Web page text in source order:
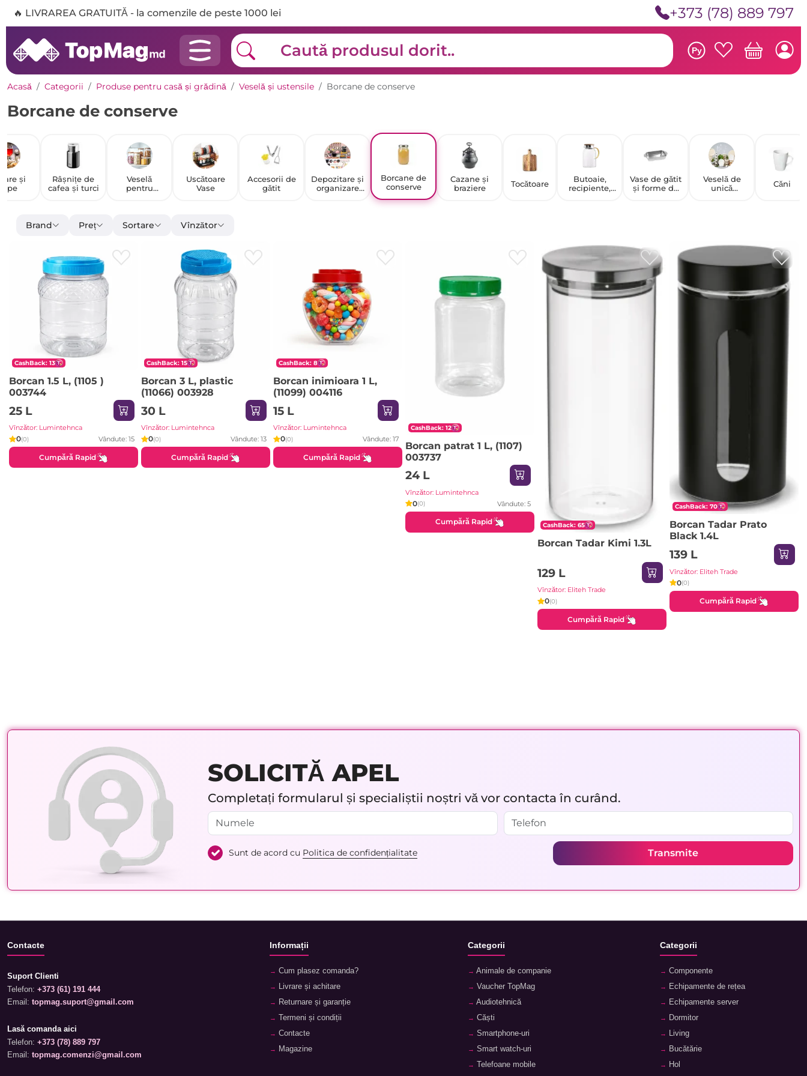
🔥 LIVRAREA GRATUITĂ - la comenzile de peste 1000 lei +373 (78) 889 797
Ру
Acasă Categorii Produse pentru casă și grădină Veselă și ustensile Borcane de conserve
Borcane de conserve
și
Râșnițe de
cafea și turci
Veselă
pentru
Uscătoare
Vase
Accesorii de
gătit
Depozitare și
organizare
Borcane de
conserve
Cazane și
braziere
Tocătoare
Butoaie,
recipiente,
Vase de gătit
și forme de
Veselă de
unică
Căni
Brand Preț Sortare Vînzător
CashBack: 13
Borcan 1.5 L, (1105 )
003744
25 L
Vînzător: Lumintehnca
0(0) Vândute: 15
Cumpără Rapid
CashBack: 15
Borcan 3 L, plastic
(11066) 003928
30 L
Vînzător: Lumintehnca
0(0) Vândute: 13
Cumpără Rapid
CashBack: 8
Borcan inimioara 1 L,
(11099) 004116
15 L
Vînzător: Lumintehnca
0(0) Vândute: 17
Cumpără Rapid
CashBack: 12
Borcan patrat 1 L, (1107)
003737
24 L
Vînzător: Lumintehnca
0(0) Vândute: 5
Cumpără Rapid CashBack: 65
Borcan Tadar Kimi 1.3L
129 L
Vînzător: Eliteh Trade
0(0)
Cumpără Rapid
CashBack: 70
Borcan Tadar Prato
Black 1.4L
139 L
Vînzător: Eliteh Trade
0(0)
Cumpără Rapid
SOLICITĂ APEL
Completați formularul și specialiștii noștri vă vor contacta în curând.
Sunt de acord cu Politica de confidențialitate Transmite
Contacte
Suport Clienti
Telefon: +373 (61) 191 444
Email: topmag.suport@gmail.com
Lasă comanda aici
Telefon: +373 (78) 889 797
Email: topmag.comenzi@gmail.com
Informații
Cum plasez comanda?
Livrare și achitare
Returnare și garanție
Termeni și condiții
Contacte
Magazine
Categorii
Animale de companie
Vaucher TopMag
Audiotehnică
Căști
Smartphone-uri
Smart watch-uri
Telefoane mobile
Categorii
Componente
Echipamente de rețea
Echipamente server
Dormitor
Living
Bucătărie
Hol